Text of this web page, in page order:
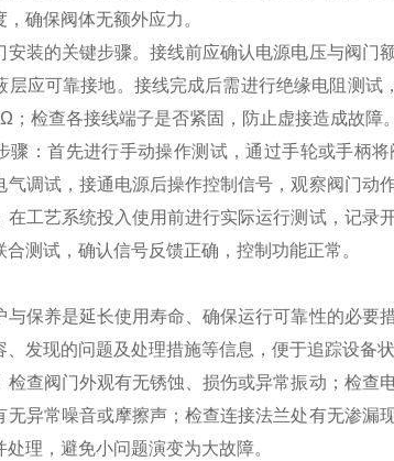
确保阀体无额外应力。
安装的关键步骤。接线前应确认电源电压与阀门
层应可靠接地。接线完成后需进行绝缘电阻测试
；检查各接线端子是否紧固，防止虚接造成故障。
骤：首先进行手动操作测试，通过手轮或手柄
气调试，接通电源后操作控制信号，观察阀门动
在工艺系统投入使用前进行实际运行测试，记录
测试，确认信号反馈正确，控制功能正常。
与保养是延长使用寿命、确保运行可靠性的必要
发现的问题及处理措施等信息，便于追踪设备
检查阀门外观有无锈蚀、损伤或异常振动；检查
无异常噪音或摩擦声；检查连接法兰处有无渗漏
理，避免小问题演变为大故障。